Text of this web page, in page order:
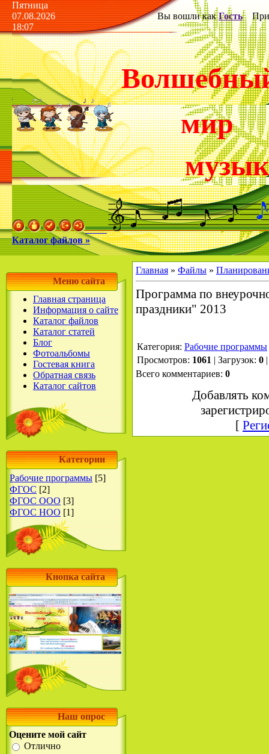
Пятница
07.08.2026
18:07
Вы вошли как Гость
мир
Каталог файлов »
Меню сайта
Главная страница
Информация о сайте
Каталог файлов
Каталог статей
Блог
Фотоальбомы
Гостевая книга
Обратная связь
Каталог сайтов
Категории
Рабочие программы [5]
ФГОС [2]
ФГОС ООО [3]
ФГОС НОО [1]
Кнопка сайта
Наш опрос
Оцените мой сайт
Отлично
Главная » Файлы »
Программа по
праздники" 2013
Категория: Рабочие программы
Просмотров: 1061 | Загрузок: 0
Всего комментариев: 0
Добавлять
[